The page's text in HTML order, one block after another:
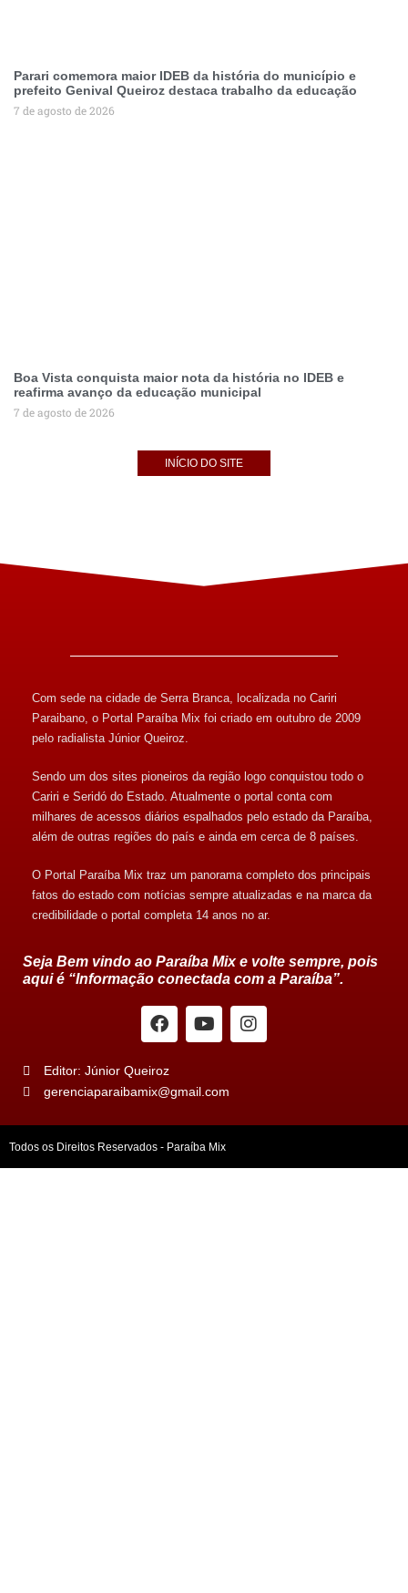
Parari comemora maior IDEB da história do município e
prefeito Genival Queiroz destaca trabalho da educação
7 de agosto de 2026
Boa Vista conquista maior nota da história no IDEB e
reafirma avanço da educação municipal
7 de agosto de 2026
INÍCIO DO SITE
Com sede na cidade de Serra Branca, localizada no Cariri
Paraibano, o Portal Paraíba Mix foi criado em outubro de 2009
pelo radialista Júnior Queiroz.
Sendo um dos sites pioneiros da região logo conquistou todo o
Cariri e Seridó do Estado. Atualmente o portal conta com
milhares de acessos diários espalhados pelo estado da Paraíba,
além de outras regiões do país e ainda em cerca de 8 países.
O Portal Paraíba Mix traz um panorama completo dos principais
fatos do estado com notícias sempre atualizadas e na marca da
credibilidade o portal completa 14 anos no ar.
Seja Bem vindo ao Paraíba Mix e volte sempre, pois
aqui é “Informação conectada com a Paraíba”.
Editor: Júnior Queiroz
gerenciaparaibamix@gmail.com
Todos os Direitos Reservados - Paraíba Mix